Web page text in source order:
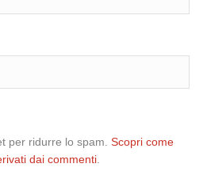
per ridurre lo spam.Scopri come
dai commenti